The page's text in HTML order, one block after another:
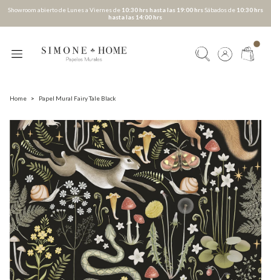
Showroom abierto de Lunes a Viernes de 10:30 hrs hasta las 19:00 hrsSábados de 10:30 hrs
hasta las 14:00 hrs
Home > Papel Mural Fairy Tale Black